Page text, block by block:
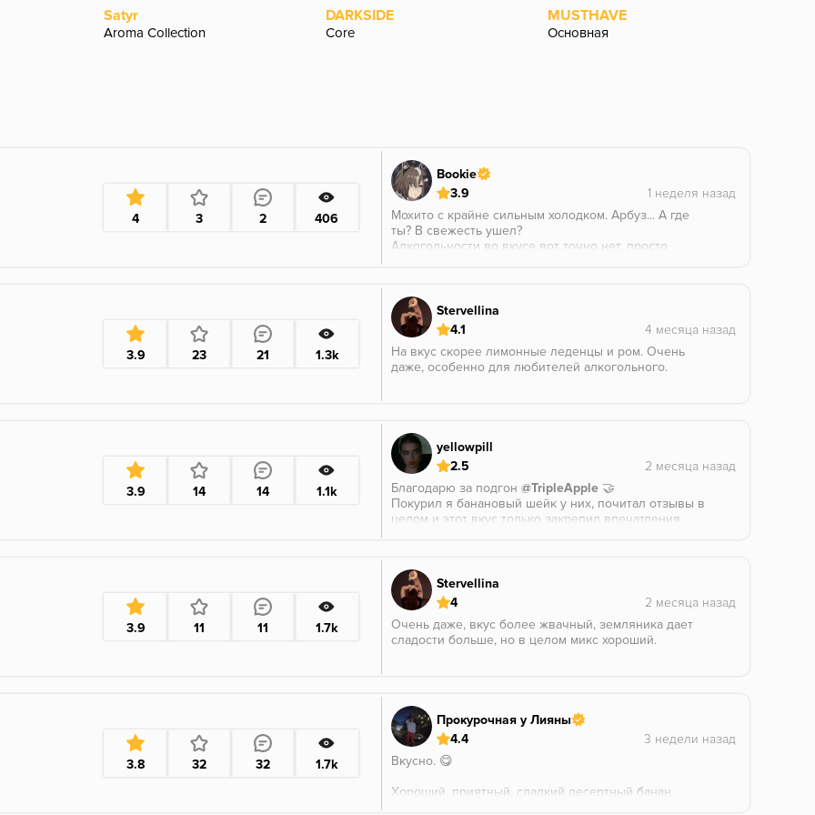
Satyr
Aroma Collection
DARKSIDE
Core
MUSTHAVE
Основная
4 3 2 406
Bookie
3.9
Мохито с крайне сильным холодком. Арбуз... А где
ты? В свежесть ушел?
Алкогольности во вкусе вот точно нет, просто
Мимо, увы.
3.9 23 21 1.3k
Stervellina
4.1
На вкус скорее лимонные леденцы и ром. Очень
даже, особенно для любителей алкогольного.
3.9 14 14 1.1k
yellowpill
2.5
Благодарю за подгон @TripleApple 🤝
Покурил я банановый шейк у них, почитал отзывы в
целом и этот вкус только закрепил впечатления.
полку не смотреть в магазине)
3.9 11 11 1.7k
Stervellina
4
Очень даже, вкус более жвачный, земляника дает
сладости больше, но в целом микс хороший.
3.8 32 32 1.7k
Прокурочная у Лияны
4.4
Вкусно. 😋
Хороший, приятный, сладкий десертный банан.